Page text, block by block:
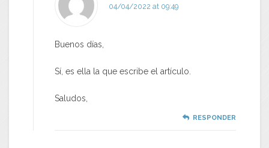
04/04/2022 at 09:49
Buenos días,
Sí, es ella la que escribe el artículo.
Saludos,
RESPONDER